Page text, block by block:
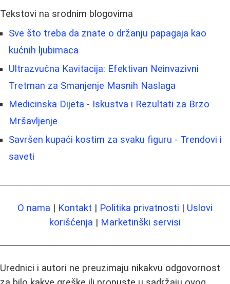
Tekstovi na srodnim blogovima
Sve što treba da znate o držanju papagaja kao
kućnih ljubimaca
Ultrazvučna Kavitacija: Efektivan Neinvazivni
Tretman za Smanjenje Masnih Naslaga
Medicinska Dijeta - Iskustva i Rezultati za Brzo
Mršavljenje
Savršen kupaći kostim za svaku figuru - Trendovi i
saveti
O nama | Kontakt | Politika privatnosti | Uslovi
korišćenja | Marketinški servisi
Urednici i autori ne preuzimaju nikakvu odgovornost